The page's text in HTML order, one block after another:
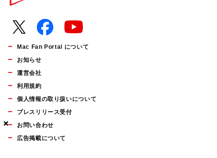
×
×
×
Mac Fan Portal について
お知らせ
運営会社
利用規約
個人情報の取り扱いについて
プレスリリース受付
お問い合わせ
広告掲載について